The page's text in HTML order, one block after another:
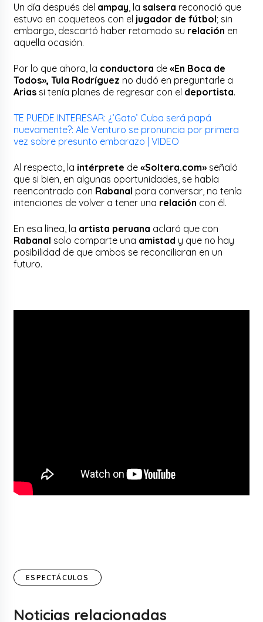
Un día después del ampay , la salsera reconoció que
estuvo en coqueteos con el jugador de fútbol; sin
embargo, descartó haber retomado su relación en
aquella ocasión.
Por lo que ahora, la conductora de«En Boca de
Todos», Tula Rodríguez no dudó en preguntarle a
Arias si tenía planes de regresar con el deportista.
TE PUEDE INTERESAR: ¿’Gato’ Cuba será papá
nuevamente?: Ale Venturo se pronuncia por primera
vez sobre presunto embarazo | VIDEO
Al respecto, la intérprete de«Soltera.com» señaló
que si bien, en algunas oportunidades, se había
reencontrado con Rabanal para conversar, no tenía
intenciones de volver a tener una relación con él.
En esa línea, la artista peruana aclaró que con
Rabanal solo comparte una amistad y que no hay
posibilidad de que ambos se reconciliaran en un
futuro.
ESPECTÁCULOS
Noticias relacionadas